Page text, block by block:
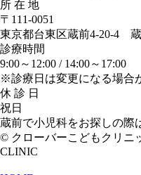
所 在 地
〒111-0051
東京都台東区蔵前4-20-4
診療時間
9:00～12:00 / 14:00～17:00
※診療日は変更になる場合
休 診 日
祝日
蔵前で小児科をお探しの際
© クローバーこどもクリニ
CLINIC